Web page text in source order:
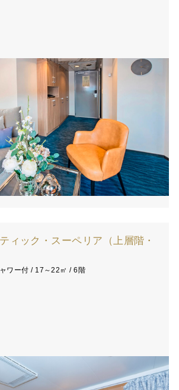
ィック・スーペリア（上層階・
ワー付 / 17～22㎡ / 6階